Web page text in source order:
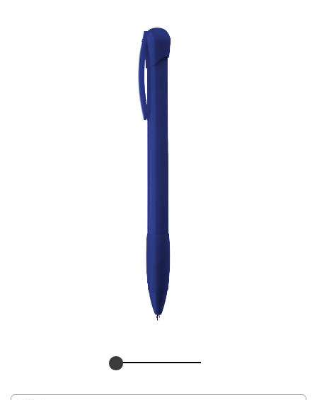
Schreibleistung: ca. 2.000 m. Deutsche Schreibpaste
nach ISO-Norm ISO 12757-2,